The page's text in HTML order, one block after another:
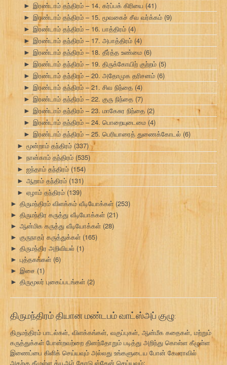
► இரண்டாம் தந்திரம் – 14. கர்ப்பக் கிரியை (41)
► இரண்டாம் தந்திரம் – 15. மூவகைச் சீவ வர்க்கம் (9)
► இரண்டாம் தந்திரம் – 16. பாத்திரம் (4)
► இரண்டாம் தந்திரம் – 17. அபாத்திரம் (4)
► இரண்டாம் தந்திரம் – 18. தீர்த்த உண்மை (6)
► இரண்டாம் தந்திரம் – 19. திருக்கோயிற் குற்றம் (5)
► இரண்டாம் தந்திரம் – 20. அதோமுக தரிசனம் (6)
► இரண்டாம் தந்திரம் – 21. சிவ நிந்தை (4)
► இரண்டாம் தந்திரம் – 22. குரு நிந்தை (7)
► இரண்டாம் தந்திரம் – 23. மாகேசுர நிந்தை (2)
► இரண்டாம் தந்திரம் – 24. பொறையுடைமை (4)
► இரண்டாம் தந்திரம் – 25. பெரியாரைத் துணைக்கோடல் (6)
► மூன்றாம் தந்திரம் (337)
► நான்காம் தந்திரம் (535)
► ஐந்தாம் தந்திரம் (154)
► ஆறாம் தந்திரம் (131)
► ஏழாம் தந்திரம் (139)
► திருமந்திரம் விளக்கம் வீடியோக்கள் (253)
► திருமந்திர கருத்து வீடியோக்கள் (21)
► ஆன்மிக கருத்து வீடியோக்கள் (28)
► குருநாதர் கருத்துக்கள் (165)
► திருமந்திர அறிவியல் (1)
► புத்தகங்கள் (6)
► இசை (1)
► திருமூலர் புகைப்படங்கள் (2)
திருமந்திரம் தியான மண்டபம் வாட்ஸ்அப் குழு:
திருமந்திரம் பாடல்கள், விளக்கங்கள், வகுப்புகள், ஆன்மீக கதைகள், மற்றும்
கருத்துக்கள் போன்றவற்றை தினந்தோறும் படித்து அறிந்து கொள்ள கீழுள்ள
இணைப்பை கிளிக் செய்யவும் அல்லது உங்களுடைய போன் கேமராவில்
அதற்கு கீழுள்ள க்யூஆர் கோடு ஸ்கேன் செய்யவும்: